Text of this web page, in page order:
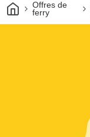
Maison
Offres de
ferry